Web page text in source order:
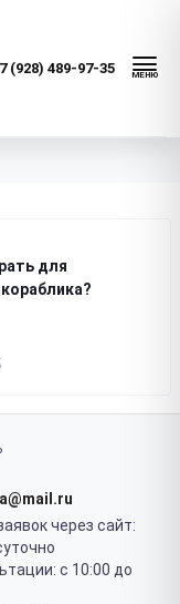
(928) 489-97-35 МЕНЮ
для
через сайт:
с 10:00 до